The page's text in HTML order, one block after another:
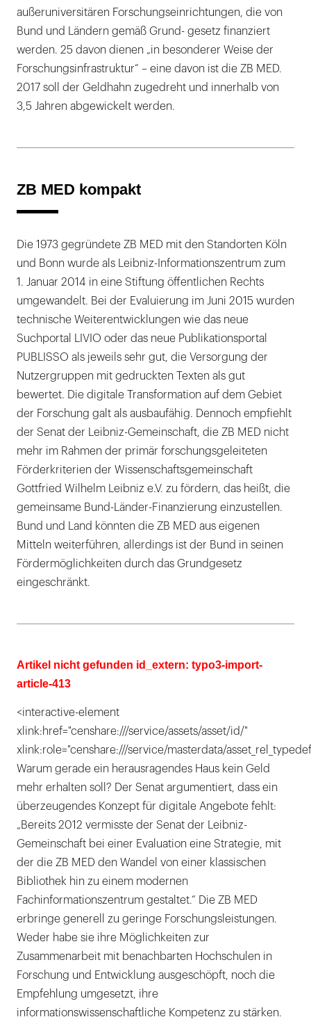
außeruniversitären Forschungseinrichtungen, die von
Bund und Ländern gemäß Grund- gesetz finanziert
werden. 25 davon dienen „in besonderer Weise der
Forschungsinfrastruktur“ – eine davon ist die ZB MED.
2017 soll der Geldhahn zugedreht und innerhalb von
3,5 Jahren abgewickelt werden.
ZB MED kompakt
Die 1973 gegründete ZB MED mit den Standorten Köln
und Bonn wurde als Leibniz-Informationszentrum zum
1. Januar 2014 in eine Stiftung öffentlichen Rechts
umgewandelt. Bei der Evaluierung im Juni 2015 wurden
technische Weiterentwicklungen wie das neue
Suchportal LIVIO oder das neue Publikationsportal
PUBLISSO als jeweils sehr gut, die Versorgung der
Nutzergruppen mit gedruckten Texten als gut
bewertet. Die digitale Transformation auf dem Gebiet
der Forschung galt als ausbaufähig. Dennoch empfiehlt
der Senat der Leibniz-Gemeinschaft, die ZB MED nicht
mehr im Rahmen der primär forschungsgeleiteten
Förderkriterien der Wissenschaftsgemeinschaft
Gottfried Wilhelm Leibniz e.V. zu fördern, das heißt, die
gemeinsame Bund-Länder-Finanzierung einzustellen.
Bund und Land könnten die ZB MED aus eigenen
Mitteln weiterführen, allerdings ist der Bund in seinen
Fördermöglichkeiten durch das Grundgesetz
eingeschränkt.
Artikel nicht gefunden id_extern: typo3-import-
article-413
<interactive-element
xlink:href="censhare:///service/assets/asset/id/"
xlink:role="censhare:///service/masterdata/
Warum gerade ein herausragendes Haus kein Geld
mehr erhalten soll? Der Senat argumentiert, dass ein
überzeugendes Konzept für digitale Angebote fehlt:
„Bereits 2012 vermisste der Senat der Leibniz-
Gemeinschaft bei einer Evaluation eine Strategie, mit
der die ZB MED den Wandel von einer klassischen
Bibliothek hin zu einem modernen
Fachinformationszentrum gestaltet.“ Die ZB MED
erbringe generell zu geringe Forschungsleistungen.
Weder habe sie ihre Möglichkeiten zur
Zusammenarbeit mit benachbarten Hochschulen in
Forschung und Entwicklung ausgeschöpft, noch die
Empfehlung umgesetzt, ihre
informationswissenschaftliche Kompetenz zu stärken.